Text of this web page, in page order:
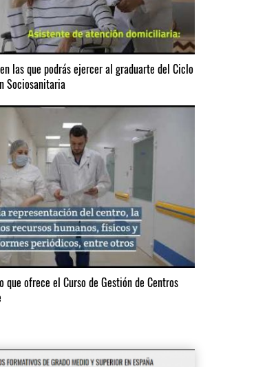
las que podrás ejercer al graduarte del Ciclo
Sociosanitaria
que ofrece el Curso de Gestión de Centros